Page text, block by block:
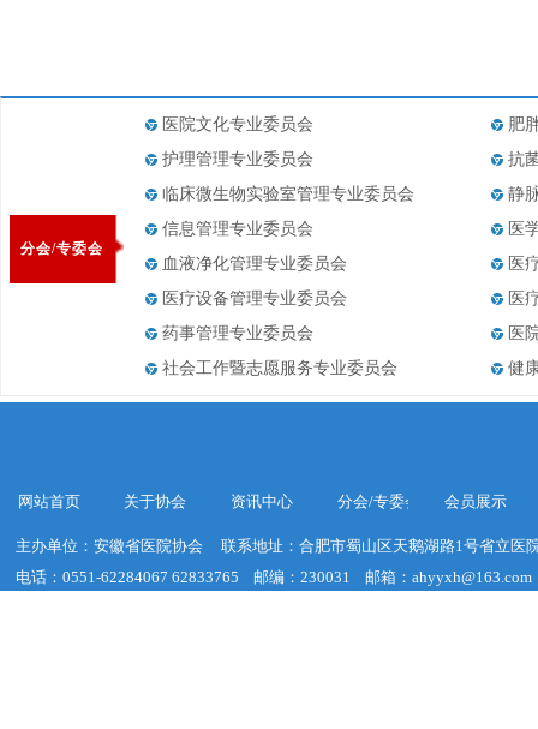
主办单位：安徽省医院协会
联系地址：合肥市蜀山区天鹅湖路1号省立医
电话：0551-62284067 62833765 邮编：230031
邮箱：ahyyxh@163.com
网站首页 关于协会 资讯中心 分会/专委会 会员展示
分会/专委会
医院文化专业委员会
肥
护理管理专业委员会
抗
临床微生物实验室管理专业委员会
静
信息管理专业委员会
医
血液净化管理专业委员会
医
医疗设备管理专业委员会
医
药事管理专业委员会
医
社会工作暨志愿服务专业委员会
健